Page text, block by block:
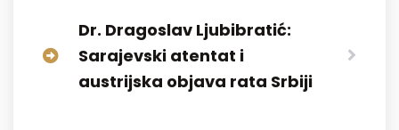
Dr. Dragoslav Ljubibratić:
Sarajevski atentat i
austrijska objava rata Srbiji